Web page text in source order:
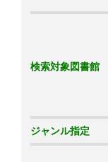
検索対象図書館
ジャンル指定